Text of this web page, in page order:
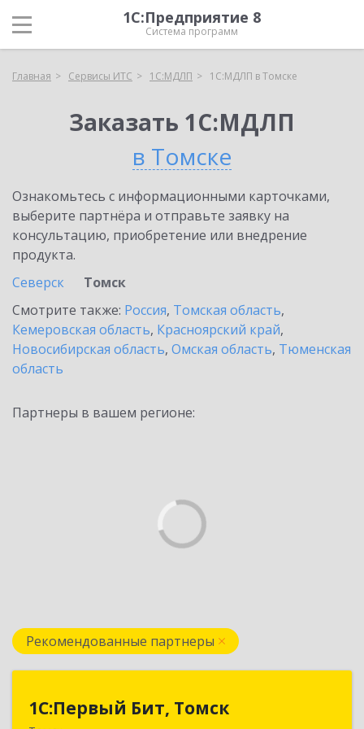
1С:Предприятие 8
Система программ
Главная Сервисы ИТС 1С:МДЛП 1С:МДЛП в Томске
Заказать 1С:МДЛП
в Томске
Ознакомьтесь с информационными карточками,
выберите партнёра и отправьте заявку на
консультацию, приобретение или внедрение
продукта.
Северск
Томск
Смотрите также: Россия, Томская область,
Кемеровская область, Красноярский край,
Новосибирская область, Омская область, Тюменская
область
Партнеры в вашем регионе:
Рекомендованные партнеры
1С:Первый Бит, Томск